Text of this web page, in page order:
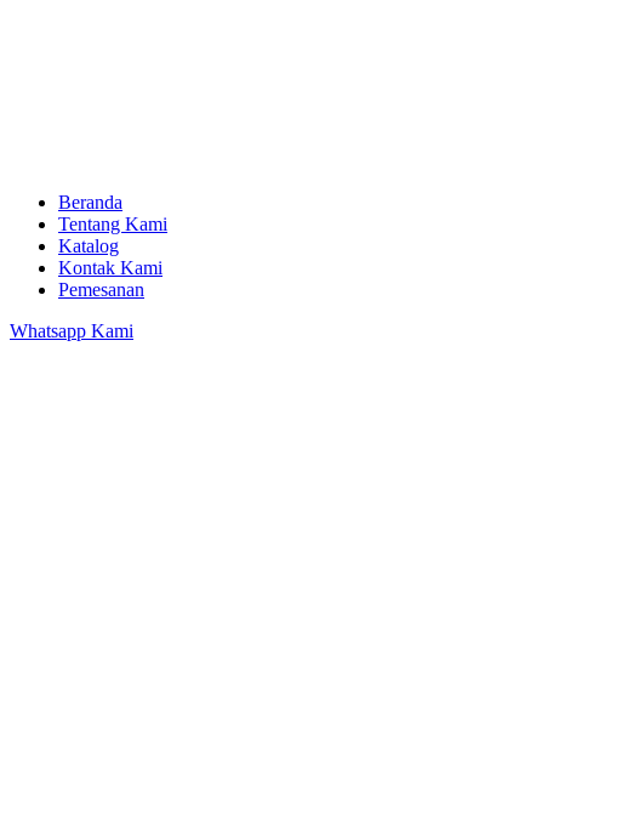
Beranda
Tentang Kami
Katalog
Kontak Kami
Pemesanan
Whatsapp Kami